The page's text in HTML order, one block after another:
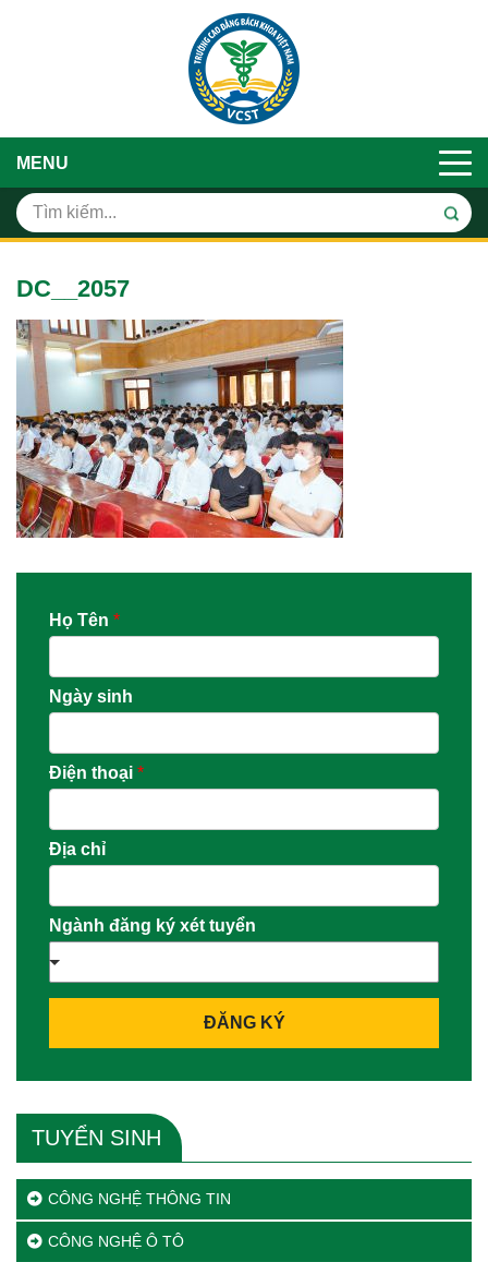
MENU
DC__2057
Họ Tên *
Ngày sinh
Điện thoại *
Địa chỉ
Ngành đăng ký xét tuyển
ĐĂNG KÝ
TUYỂN SINH
CÔNG NGHỆ THÔNG TIN
CÔNG NGHỆ Ô TÔ